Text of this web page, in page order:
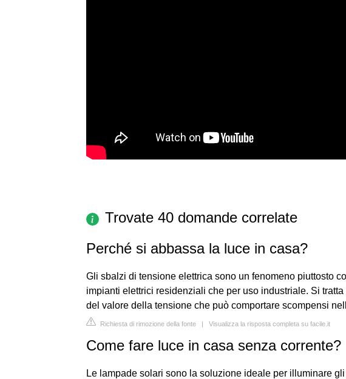
Trovate 40 domande correlate
Perché si abbassa la luce in casa?
Gli sbalzi di tensione elettrica sono un fenomeno piuttosto
impianti elettrici residenziali che per uso industriale. Si
del valore della tensione che può comportare scompensi
Richiesta di rimozione della fonte | Visualizza la risposta completa su facile.it
Come fare luce in casa senza corrente?
Le lampade solari sono la soluzione ideale per illuminare